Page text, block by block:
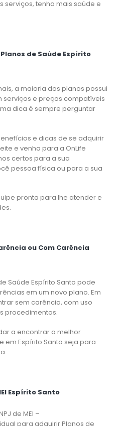
serviços, tenha mais saúde e
de Saúde Espírito
a maioria dos planos possui
e preços compatíveis
dica é sempre perguntar
e dicas de se adquirir
e venha para a OnLife
certos para a sua
pessoa física ou para a sua
pronta para lhe atender e
ou Com Carência
Saúde Espírito Santo pode
em um novo plano. Em
sem carência, com uso
procedimentos.
a encontrar a melhor
em Espírito Santo seja para
Espírito Santo
de MEI –
para adquirir Planos de